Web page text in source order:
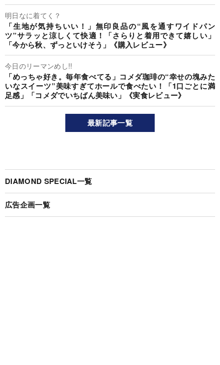
明日なに着てく？
「生地が気持ちいい！」無印良品の“風を通すワイドパン
ツ”サラッと涼しくて快適！「さらりと着用できて嬉しい」
「今から秋、ずっといけそう」《購入レビュー》
今日のリーマンめし!!
「めっちゃ好き。毎年食べてる」コメダ珈琲の“幸せの塊みた
いなスイーツ”美味すぎてホールで食べたい！「1口ごとに満
足感」「コメダでいちばん美味い」《実食レビュー》
最新記事一覧
DIAMOND SPECIAL一覧
広告企画一覧